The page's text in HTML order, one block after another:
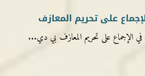
على تحريم المعازف
الإجماع على تحريم المعازف بي دي...